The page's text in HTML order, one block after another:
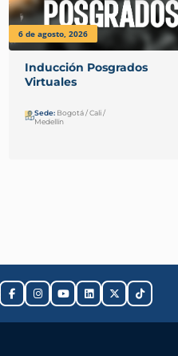
6 de agosto, 2026
Inducción Posgrados
Virtuales
Sede:Bogotá / Cali /
Medellín